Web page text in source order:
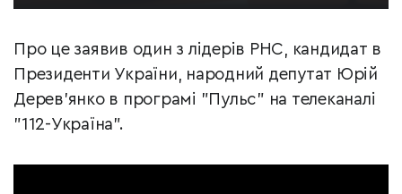
Про це заявив один з лідерів РНС, кандидат в
Президенти України, народний депутат Юрій
Дерев’янко в програмі "Пульс" на телеканалі
"112-Україна".